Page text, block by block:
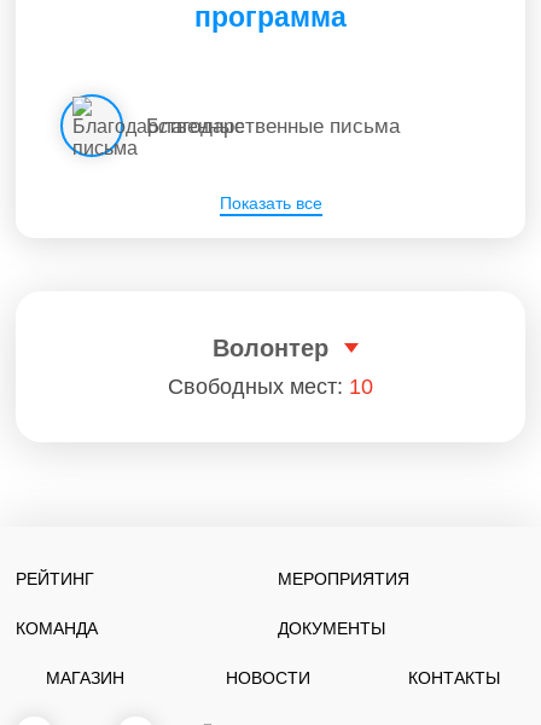
программа
Показать все
Благодарственные письма
Волонтер
Свободных мест: 10
РЕЙТИНГ МЕРОПРИЯТИЯ
КОМАНДА ДОКУМЕНТЫ
МАГАЗИН НОВОСТИ КОНТАКТЫ